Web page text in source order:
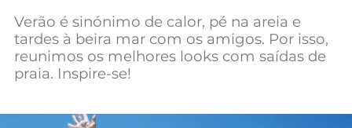
Negócios
Mundial 2026
Verão é sinónimo de calor, pé na areia e
tardes à beira mar com os amigos. Por isso,
reunimos os melhores looks com saídas de
praia. Inspire-se!